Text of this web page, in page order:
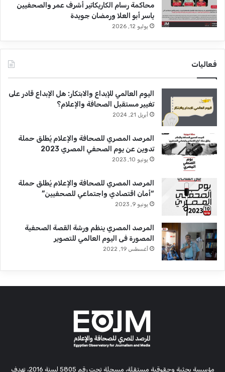
محاكمة رسام الكاريكاتير أشرف عمر والصحفيين
ياسر أبو العلا ورمضان جويدة
يوليو 12, 2026
فعاليات
اليوم العالمي للإبداع والابتكار: هل الإبداع قادر على
تغيير مستقبل الصحافة والإعلام؟
أبريل 21, 2024
المرصد المصري للصحافة والإعلام يُطلق حملة
تدوين عن يوم الصحفي المصري 2023
يونيو 10, 2023
المرصد المصري للصحافة والإعلام يُطلق حملة
“أمان اقتصادي واجتماعي للصحفيين”
يونيو 9, 2023
المرصد المصري ينظم ورشة القصة الصحفية
المصورة فى اليوم العالمي للتصوير
أغسطس 19, 2022
مؤسسة بحثية وحقوقية مستقلة، مسجلة تحت رقم 5805 لسنة 2016، تهدف